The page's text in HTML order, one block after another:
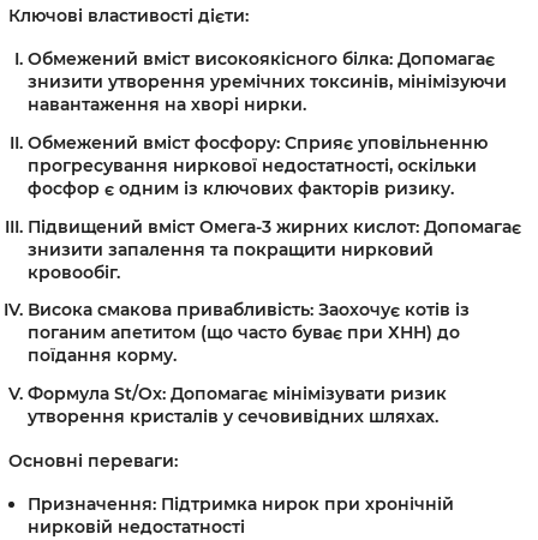
Ключові властивості дієти:
Обмежений вміст високоякісного білка: Допомагає
знизити утворення уремічних токсинів, мінімізуючи
навантаження на хворі нирки.
Обмежений вміст фосфору: Сприяє уповільненню
прогресування ниркової недостатності, оскільки
фосфор є одним із ключових факторів ризику.
Підвищений вміст Омега-3 жирних кислот: Допомагає
знизити запалення та покращити нирковий
кровообіг.
Висока смакова привабливість: Заохочує котів із
поганим апетитом (що часто буває при ХНН) до
поїдання корму.
Формула St/Ox: Допомагає мінімізувати ризик
утворення кристалів у сечовивідних шляхах.
Основні переваги:
Призначення: Підтримка нирок при хронічній
нирковій недостатності